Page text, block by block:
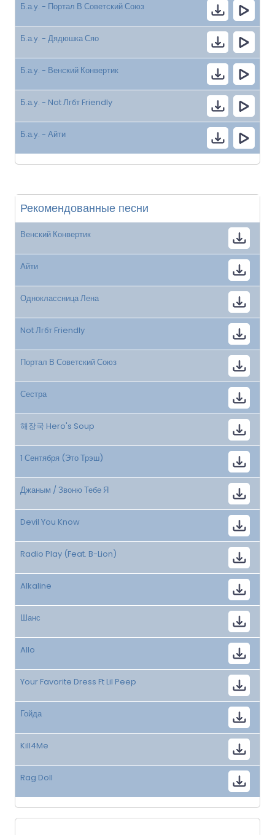
Б.а.у. - Портал В Советский Союз
Б.а.у. - Дядюшка Сяо
Б.а.у. - Венский Конвертик
Б.а.у. - Not Лгбт Friendly
Б.а.у. - Айти
Рекомендованные песни
Венский Конвертик
Айти
Одноклассница Лена
Not Лгбт Friendly
Портал В Советский Союз
Сестра
해장국 Hero's Soup
1 Сентября (Это Трэш)
Джаным / Звоню Тебе Я
Devil You Know
Radio Play (Feat. B-Lion)
Alkaline
Шанс
Allo
Your Favorite Dress Ft Lil Peep
Гойда
Kill4Me
Rag Doll